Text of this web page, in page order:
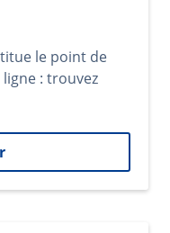
le point de
: trouvez